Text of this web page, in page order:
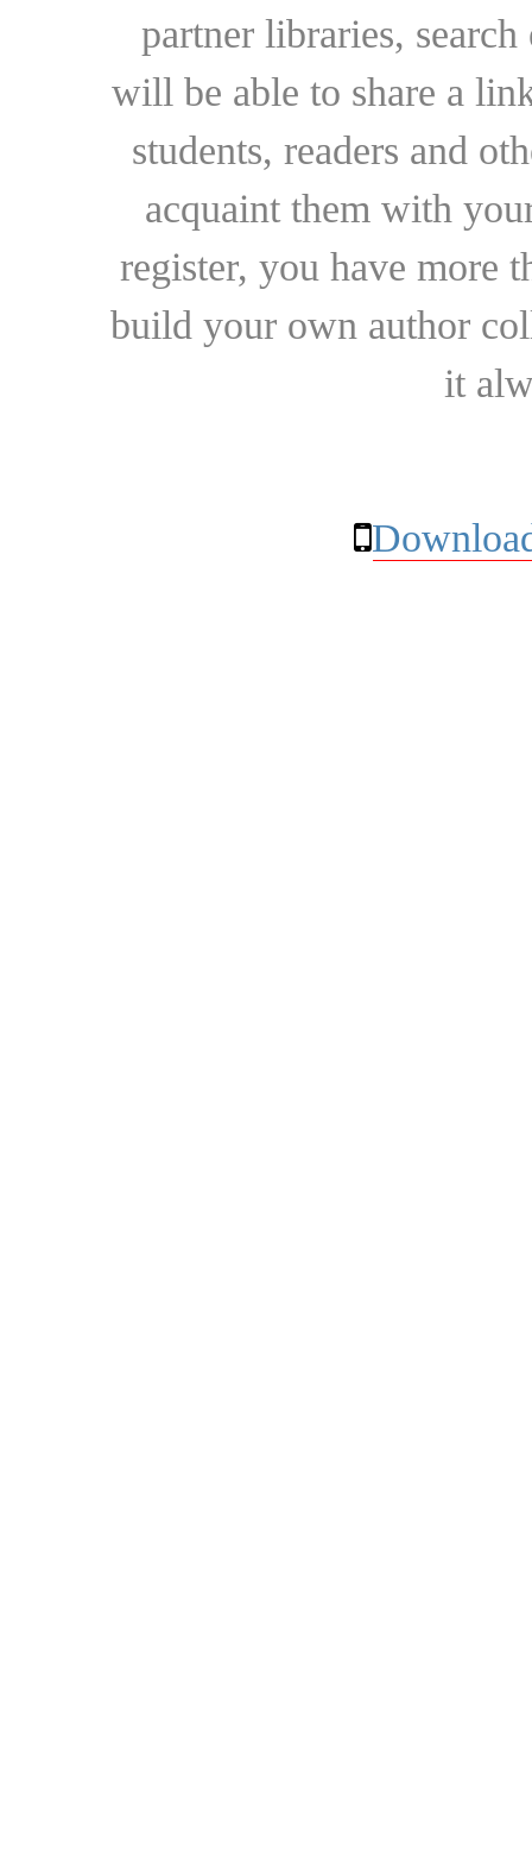
partner libraries,
will be able to share a
students, readers and
acquaint them with
register, you have more
build your own author
it